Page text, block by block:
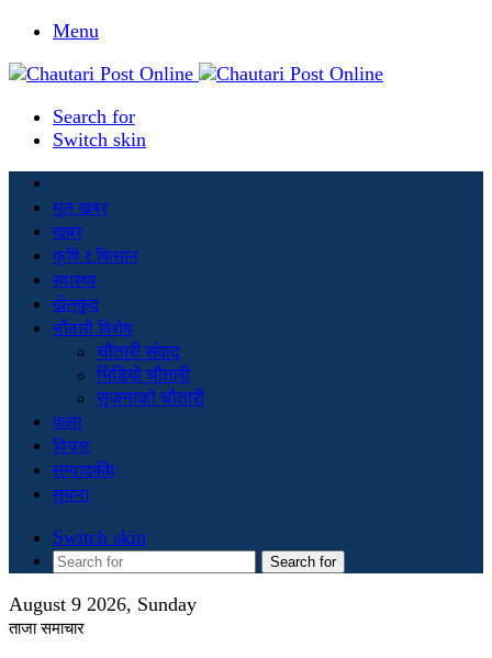
Menu
Search for
Switch skin
मूल खबर
खबर
कृषि र किसान
स्वास्थ्य
खेलकुद
चौतारी विशेष
चौतारी संवाद
भिडियो चौतारी
सृजनाको चौतारी
कला
विचार
सम्पादकीय
सुचना
Switch skin
Search for
August 9 2026, Sunday
ताजा समाचार